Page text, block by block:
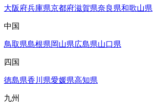
大阪府兵庫県京都府滋賀県奈良県和歌山県
中国
鳥取県島根県岡山県広島県山口県
四国
徳島県香川県愛媛県高知県
九州